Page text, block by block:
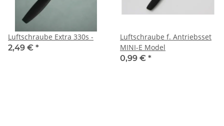
Luftschraube Extra 330s -
2,49 € *
Luftschraube f. Antriebsset
MINI-E Model
0,99 € *